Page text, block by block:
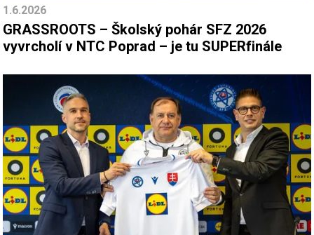
1.6.2026
GRASSROOTS – Školský pohár SFZ 2026
vyvrcholí v NTC Poprad – je tu SUPERfinále